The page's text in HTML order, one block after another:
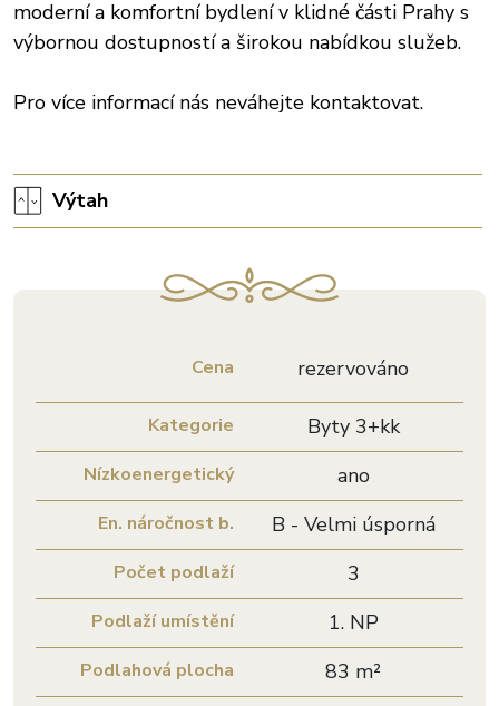
moderní a komfortní bydlení v klidné části Prahy s
výbornou dostupností a širokou nabídkou služeb.
Pro více informací nás neváhejte kontaktovat.
Výtah
Cena rezervováno
Kategorie Byty 3+kk
Nízkoenergetický ano
En. náročnost b. B - Velmi úsporná
Počet podlaží 3
Podlaží umístění 1. NP
Podlahová plocha 83 m²